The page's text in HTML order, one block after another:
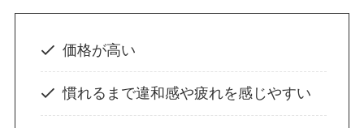
価格が高い
慣れるまで違和感や疲れを感じやすい